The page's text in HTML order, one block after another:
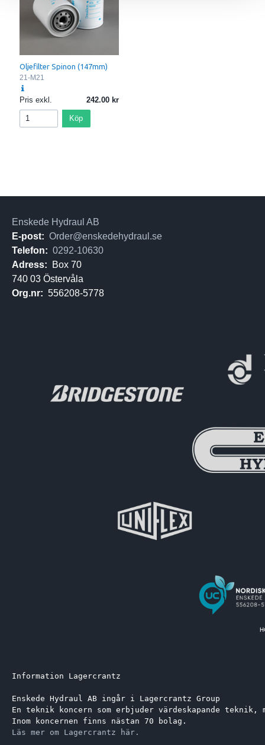
Oljefilter Spinon (147mm)
21-M21
Pris exkl. 242.00
Köp
Information Lagercrantz
Enskede Hydraul AB ingår i Lagercrantz Group
En teknik koncern som erbjuder värdeskapande
Inom koncernen finns nästan 70 bolag.
Läs mer om Lagercrantz här.
Enskede Hydraul AB
E-post: Order@enskedehydraul.se
Telefon: 0292-10630
Adress:
Box 70
740 03 Östervåla
Org.nr: 556208-5778